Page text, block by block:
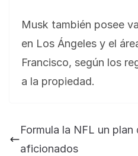
Musk también posee
en Los Ángeles y el
Francisco, según los
a la propiedad.
Formula la NFL un
aficionados